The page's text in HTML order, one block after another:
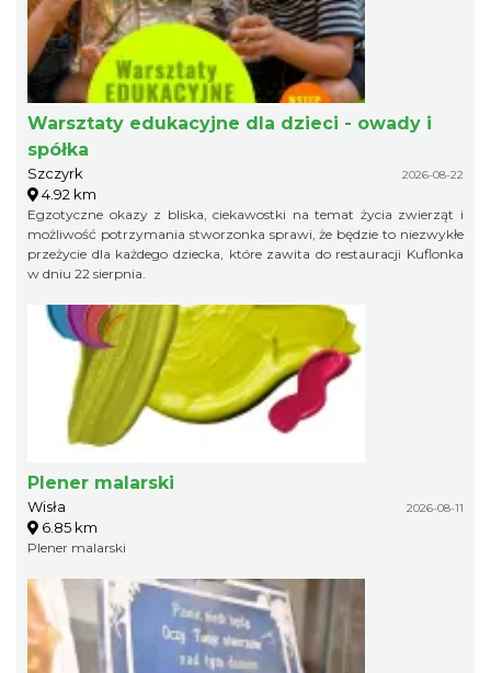
Warsztaty edukacyjne dla dzieci - owady i
spółka
Szczyrk 2026-08-22
4.92 km
Egzotyczne okazy z bliska, ciekawostki na temat życia zwierząt i
możliwość potrzymania stworzonka sprawi, że będzie to niezwykłe
przeżycie dla każdego dziecka, które zawita do restauracji Kuflonka
w dniu 22 sierpnia.
Plener malarski
Wisła 2026-08-11
6.85 km
Plener malarski